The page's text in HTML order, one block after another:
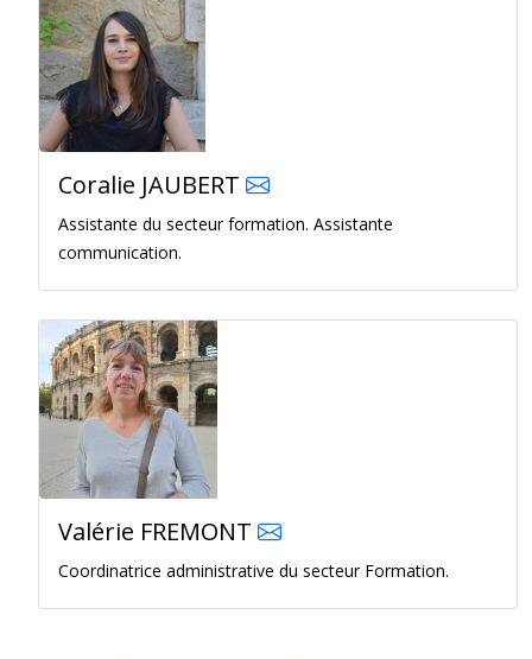
Coralie JAUBERT
Assistante du secteur formation. Assistante
communication.
Valérie FREMONT
Coordinatrice administrative du secteur Formation.